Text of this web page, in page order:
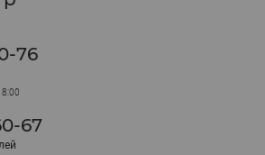
76
67